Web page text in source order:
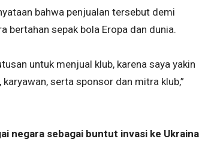
bahwa penjualan tersebut demi
bertahan sepak bola Eropa dan dunia.
untuk menjual klub, karena saya yakin
serta sponsor dan mitra klub,”
negara sebagai buntut invasi ke Ukraina